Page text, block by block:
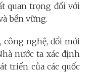
quan trọng đối với
bền vững.
nghệ, đổi mới
nước ta xác định
triển của các quốc